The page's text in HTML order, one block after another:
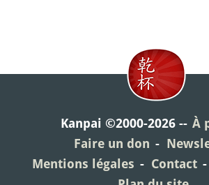
Kanpai ©2000-2026
À
Faire un don
Mentions légales
Contact